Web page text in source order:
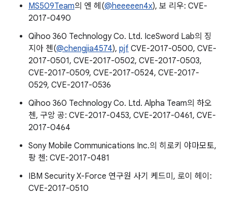
MS509Team의 엔 헤(@heeeeen4x), 보 리우: CVE-
2017-0490
Qihoo 360 Technology Co. Ltd. IceSword Lab의 징
지아 첸(@chengjia4574), pjf CVE-2017-0500, CVE-
2017-0501, CVE-2017-0502, CVE-2017-0503,
CVE-2017-0509, CVE-2017-0524, CVE-2017-
0529, CVE-2017-0536
Qihoo 360 Technology Co. Ltd. Alpha Team의 하오
첸, 구앙 공: CVE-2017-0453, CVE-2017-0461, CVE-
2017-0464
Sony Mobile Communications Inc.의 히로키 야마모토,
팡 첸: CVE-2017-0481
IBM Security X-Force 연구원 사기 케드미, 로이 헤이:
CVE-2017-0510